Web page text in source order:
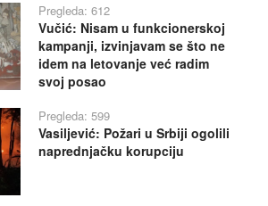
Pregleda: 612
Vučić: Nisam u funkcionerskoj
kampanji, izvinjavam se što ne
idem na letovanje već radim
svoj posao
Pregleda: 599
Vasiljević: Požari u Srbiji ogolili
naprednjačku korupciju